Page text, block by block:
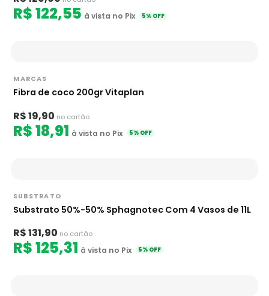
R$ 122,55 à vista no Pix 5% OFF
MARCAS
Fibra de coco 200gr Vitaplan
R$ 19,90 no cartão
R$ 18,91 à vista no Pix 5% OFF
SUBSTRATO
Substrato 50%-50% Sphagnotec Com 4 Vasos de 11L
R$ 131,90 no cartão
R$ 125,31 à vista no Pix 5% OFF